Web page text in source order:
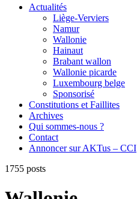
Actualités
Liège-Verviers
Namur
Wallonie
Hainaut
Brabant wallon
Wallonie picarde
Luxembourg belge
Sponsorisé
Constitutions et Faillites
Archives
Qui sommes-nous ?
Contact
Annoncer sur AKTus – CCI
1755 posts